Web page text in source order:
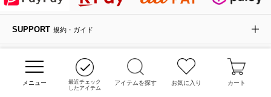
最近チェック
したアイテム
アイテムを探す お気に入り カート
HIROKO BIS GRANDE
デニムジャケット
ダウンジャケット・コート
その他のコート・ブルゾン
手袋
チャーム・ストラップ
ネクタイ
ボディバッグ・メッセンジャーバッグ
トラベルバッグ
ビジネスバッグ
ローファー
ドレスシューズ
サンダル・ミュール
ラナンキュラス
ポプリアレンジ＆フレグランス
グリーン
SUPPORT 規約・ガイド
ITOKIN MEMBERS 会員登録・マイページ
コーポレート